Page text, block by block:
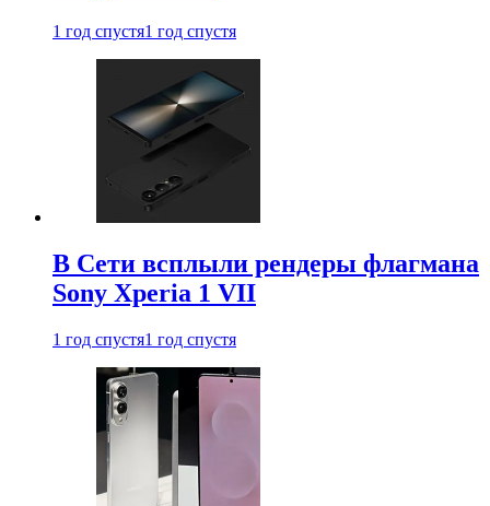
1 год спустя1 год спустя
В Сети всплыли рендеры флагмана
Sony Xperia 1 VII
1 год спустя1 год спустя